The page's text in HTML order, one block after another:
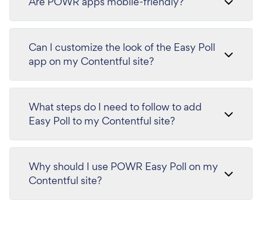
Can I customize the look of the Easy Poll
app on my Contentful site?
What steps do I need to follow to add
Easy Poll to my Contentful site?
Why should I use POWR Easy Poll on my
Contentful site?